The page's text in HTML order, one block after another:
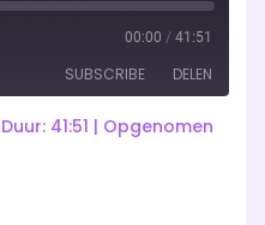
00:00 / 41:51
SUBSCRIBE DELEN
Duur: 41:51 | Opgenomen